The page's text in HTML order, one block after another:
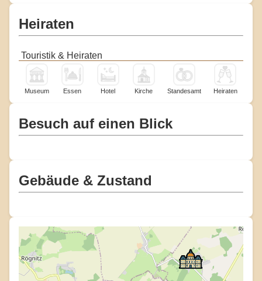
Heiraten
Touristik & Heiraten
Museum Essen Hotel Kirche Standesamt Heiraten
Besuch auf einen Blick
Gebäude & Zustand